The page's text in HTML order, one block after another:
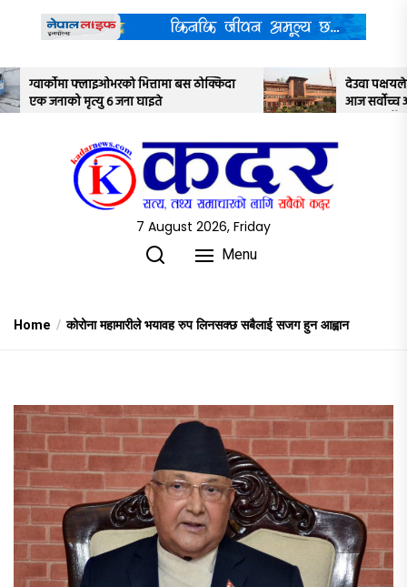
content
ठोक्किदा
देउवा पक्षयले दिएकोे पुनरावलोकन निवेदनमाथि
आज सर्वोच्च अदालतका तीन न्यायाधीशले
7 August 2026, Friday
Menu
Home कोरोना महामारीले भयावह रुप लिनसक्छ सबैलाई सजग हुन आह्वान